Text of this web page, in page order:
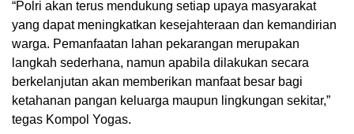
“Polri akan terus mendukung setiap upaya masyarakat
yang dapat meningkatkan kesejahteraan dan kemandirian
warga. Pemanfaatan lahan pekarangan merupakan
langkah sederhana, namun apabila dilakukan secara
berkelanjutan akan memberikan manfaat besar bagi
ketahanan pangan keluarga maupun lingkungan sekitar,”
tegas Kompol Yogas.